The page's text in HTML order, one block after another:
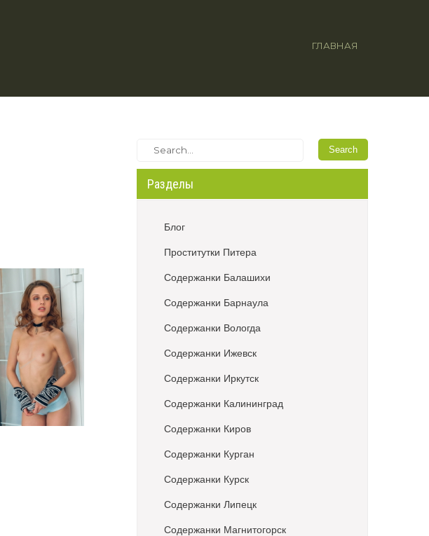
ГЛАВНАЯ
Разделы
Блог
Проститутки Питера
Содержанки Балашихи
Содержанки Барнаула
Содержанки Вологда
Содержанки Ижевск
Содержанки Иркутск
Содержанки Калининград
Содержанки Киров
Содержанки Курган
Содержанки Курск
Содержанки Липецк
Содержанки Магнитогорск